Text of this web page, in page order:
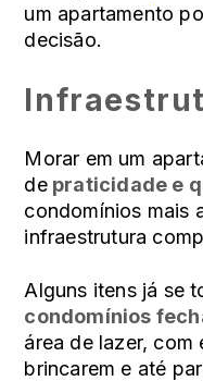
um apartamento
decisão.
Morar em um
depraticidade e
condomínios mais
infraestrutura
Alguns itens já se
condomínios
área de lazer, com
brincarem e até